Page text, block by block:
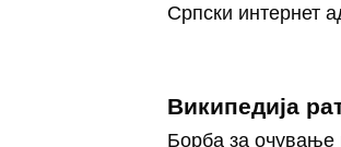
Српски интернет
Википедија
Борба за очување